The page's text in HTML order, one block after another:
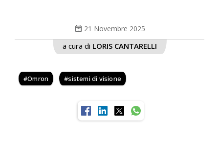
calendar_month 21 Novembre 2025
a cura di LORIS CANTARELLI
Omron sistemi di visione